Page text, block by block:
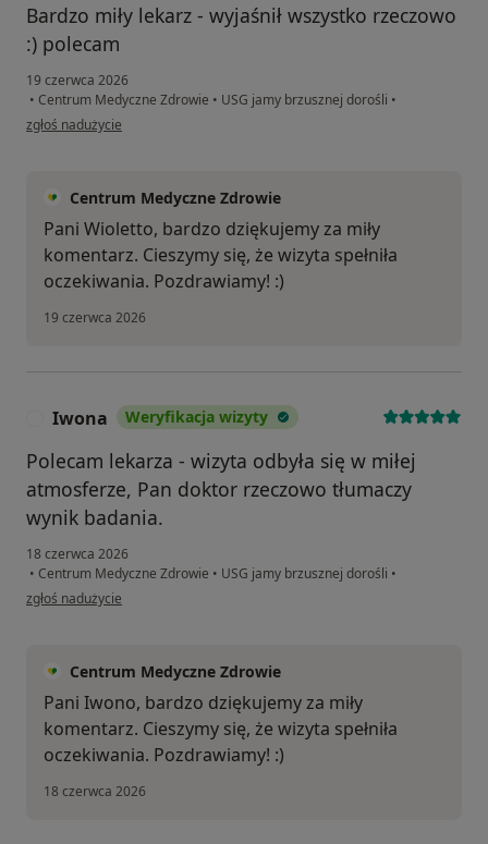
Bardzo miły lekarz - wyjaśnił wszystko rzeczowo
:) polecam
19 czerwca 2026
• Centrum Medyczne Zdrowie • USG jamy brzusznej dorośli •
w opinii użytkownika Wioleta
zgłoś nadużycie
Centrum Medyczne Zdrowie
Pani Wioletto, bardzo dziękujemy za miły
komentarz. Cieszymy się, że wizyta spełniła
oczekiwania. Pozdrawiamy! :)
19 czerwca 2026
Iwona Weryfikacja wizyty
Polecam lekarza - wizyta odbyła się w miłej
atmosferze, Pan doktor rzeczowo tłumaczy
wynik badania.
18 czerwca 2026
• Centrum Medyczne Zdrowie • USG jamy brzusznej dorośli •
w opinii użytkownika Iwona
zgłoś nadużycie
Centrum Medyczne Zdrowie
Pani Iwono, bardzo dziękujemy za miły
komentarz. Cieszymy się, że wizyta spełniła
oczekiwania. Pozdrawiamy! :)
18 czerwca 2026